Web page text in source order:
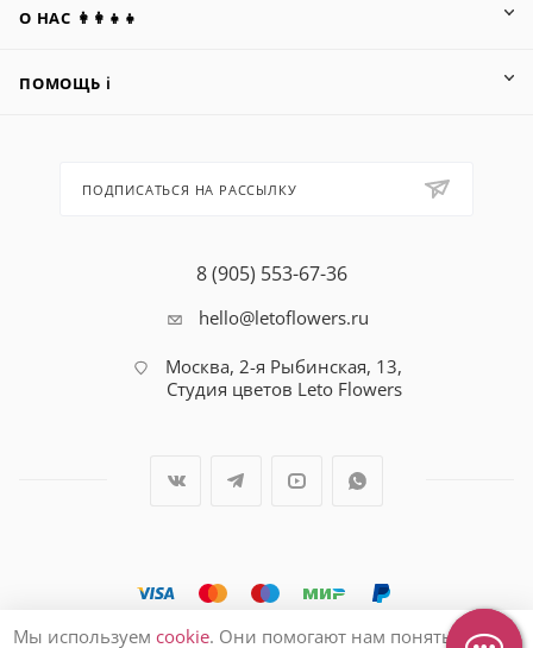
О НАС 👩‍👩‍👧‍👧
ПОМОЩЬ ℹ️
ПОДПИСАТЬСЯ НА РАССЫЛКУ
8 (905) 553-67-36
hello@letoflowers.ru
Москва, 2-я Рыбинская, 13,
Студия цветов Leto Flowers
2026 © Студия цветов Leto Flowers
Мы используем cookie. Они помогают нам понять, как вы